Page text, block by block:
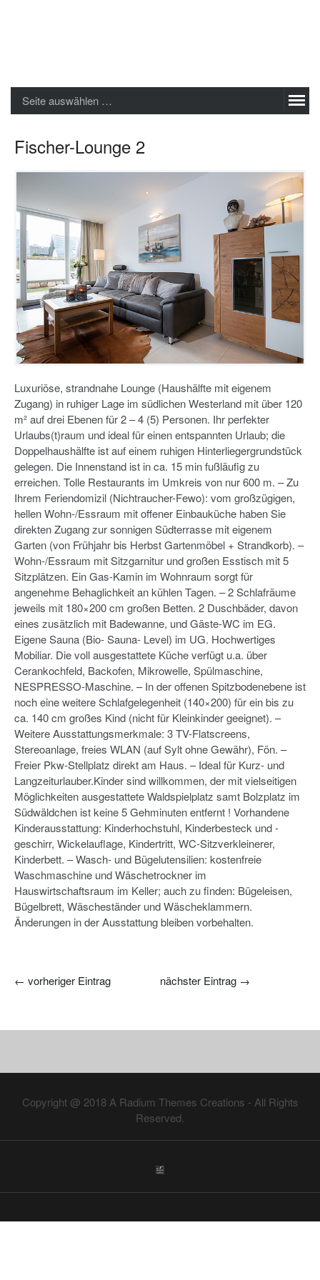
Seite auswählen …
Fischer-Lounge 2
Luxuriöse, strandnahe Lounge (Haushälfte mit eigenem
Zugang) in ruhiger Lage im südlichen Westerland mit über 120
m² auf drei Ebenen für 2 – 4 (5) Personen. Ihr perfekter
Urlaubs(t)raum und ideal für einen entspannten Urlaub; die
Doppelhaushälfte ist auf einem ruhigen Hinterliegergrundstück
gelegen. Die Innenstand ist in ca. 15 min fußläufig zu
erreichen. Tolle Restaurants im Umkreis von nur 600 m. – Zu
Ihrem Feriendomizil (Nichtraucher-Fewo): vom großzügigen,
hellen Wohn-/Essraum mit offener Einbauküche haben Sie
direkten Zugang zur sonnigen Südterrasse mit eigenem
Garten (von Frühjahr bis Herbst Gartenmöbel + Strandkorb). –
Wohn-/Essraum mit Sitzgarnitur und großen Esstisch mit 5
Sitzplätzen. Ein Gas-Kamin im Wohnraum sorgt für
angenehme Behaglichkeit an kühlen Tagen. – 2 Schlafräume
jeweils mit 180×200 cm großen Betten. 2 Duschbäder, davon
eines zusätzlich mit Badewanne, und Gäste-WC im EG.
Eigene Sauna (Bio- Sauna- Level) im UG. Hochwertiges
Mobiliar. Die voll ausgestattete Küche verfügt u.a. über
Cerankochfeld, Backofen, Mikrowelle, Spülmaschine,
NESPRESSO-Maschine. – In der offenen Spitzbodenebene ist
noch eine weitere Schlafgelegenheit (140×200) für ein bis zu
ca. 140 cm großes Kind (nicht für Kleinkinder geeignet). –
Weitere Ausstattungsmerkmale: 3 TV-Flatscreens,
Stereoanlage, freies WLAN (auf Sylt ohne Gewähr), Fön. –
Freier Pkw-Stellplatz direkt am Haus. – Ideal für Kurz- und
Langzeiturlauber.Kinder sind willkommen, der mit vielseitigen
Möglichkeiten ausgestattete Waldspielplatz samt Bolzplatz im
Südwäldchen ist keine 5 Gehminuten entfernt ! Vorhandene
Kinderausstattung: Kinderhochstuhl, Kinderbesteck und -
geschirr, Wickelauflage, Kindertritt, WC-Sitzverkleinerer,
Kinderbett. – Wasch- und Bügelutensilien: kostenfreie
Waschmaschine und Wäschetrockner im
Hauswirtschaftsraum im Keller; auch zu finden: Bügeleisen,
Bügelbrett, Wäscheständer und Wäscheklammern.
Änderungen in der Ausstattung bleiben vorbehalten.
← vorheriger Eintrag nächster Eintrag →
Copyright @ 2018A Radium Themes Creations - All Rights
Reserved.